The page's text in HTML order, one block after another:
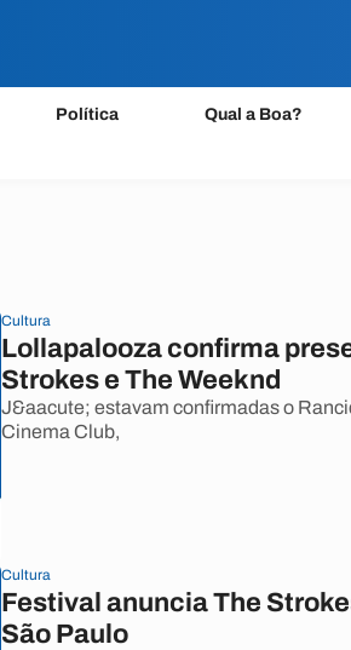
Política Qual a Boa?
Cultura
Lollapalooza confirma
Strokes e The Weeknd
J&aacute; estavam confirmadas o
Cinema Club,
Cultura
Festival anuncia The
São Paulo